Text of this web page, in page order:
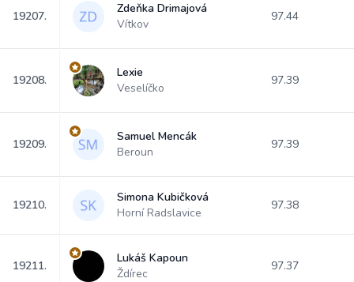
19207.
Zdeňka Drimajová
Vítkov
97.44
19208.
Lexie
Veselíčko
97.39
19209.
Samuel Mencák
Beroun
97.39
19210.
Simona Kubičková
Horní Radslavice
97.38
19211.
Lukáš Kapoun
Ždírec
97.37